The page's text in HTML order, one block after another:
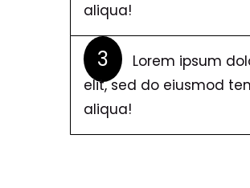
aliqua!
3
Lorem ipsum
elit, sed do eiusmod
aliqua!